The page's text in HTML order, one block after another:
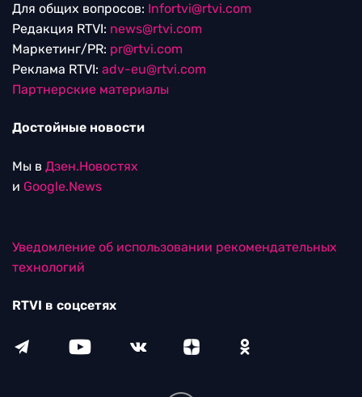
Для общих вопросов: Infortvi@rtvi.com
Редакция RTVI: news@rtvi.com
Маркетинг/PR: pr@rtvi.com
Реклама RTVI: adv-eu@rtvi.com
Партнерские материалы
Достойные новости
Мы в Дзен.Новостях
и Google.News
Уведомление об использовании рекомендательных
технологий
RTVI в соцсетях